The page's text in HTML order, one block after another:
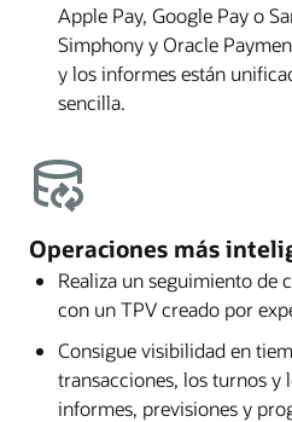
Apple Pay, Google Pay o
Simphony y Oracle
y los informes están
sencilla.
Operaciones más
Realiza un seguimiento de
con un TPV creado por
Consigue visibilidad en
transacciones, los turnos y
informes, previsiones y